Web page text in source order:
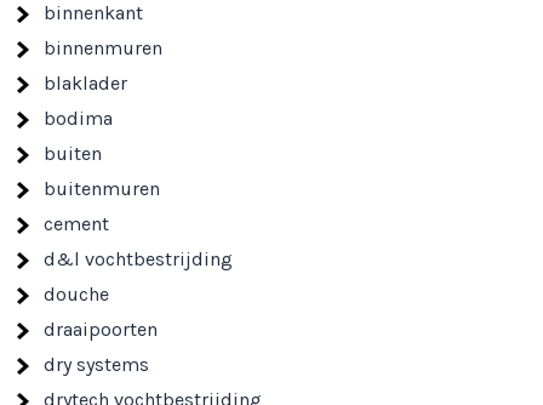
binnenkant
binnenmuren
blaklader
bodima
buiten
buitenmuren
cement
d&l vochtbestrijding
douche
draaipoorten
dry systems
drytech vochtbestrijding